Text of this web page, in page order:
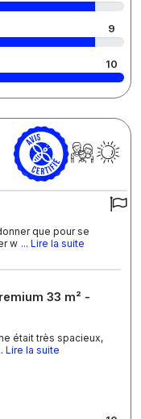
9
10
que pour se
w ... Lire la suite
33 m² -
était très spacieux,
Lire la suite